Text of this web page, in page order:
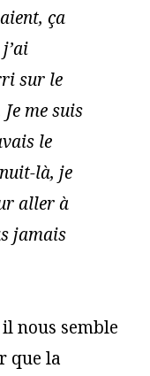
ça
sur le
me suis
le
là, je
aller à
jamais
nous semble
que la